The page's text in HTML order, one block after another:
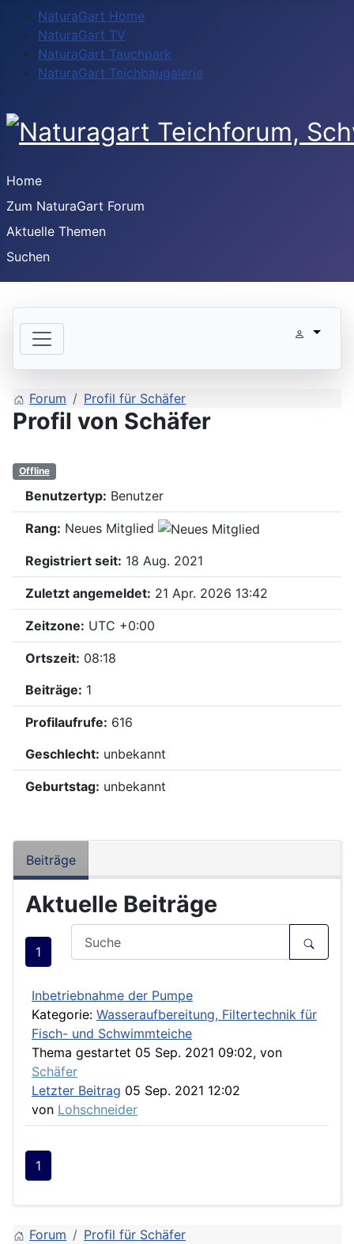
NaturaGart Home
NaturaGart TV
NaturaGart Tauchpark
NaturaGart Teichbaugalerie
Home
Zum NaturaGart Forum
Aktuelle Themen
Suchen
Forum Profil für Schäfer
Profil von Schäfer
Offline
Benutzertyp: Benutzer
Rang: Neues Mitglied
Registriert seit: 18 Aug. 2021
Zuletzt angemeldet: 21 Apr. 2026 13:42
Zeitzone: UTC +0:00
Ortszeit: 08:18
Beiträge: 1
Profilaufrufe: 616
Geschlecht: unbekannt
Geburtstag: unbekannt
Beiträge
Aktuelle Beiträge
1
Inbetriebnahme der Pumpe
Kategorie: Wasseraufbereitung, Filtertechnik für
Fisch- und Schwimmteiche
Thema gestartet 05 Sep. 2021 09:02, von
Schäfer
Letzter Beitrag 05 Sep. 2021 12:02
von Lohschneider
1
Forum Profil für Schäfer